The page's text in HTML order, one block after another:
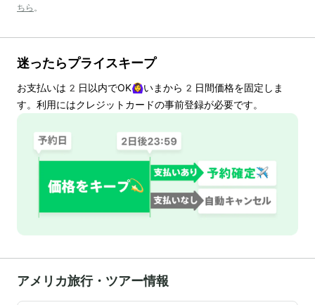
ちら 。
迷ったらプライスキープ
お支払いは 2 日以内でOK🙆‍♀️いまから 2 日間価格を固定しま
す。利用にはクレジットカードの事前登録が必要です。
アメリカ旅行・ツアー情報